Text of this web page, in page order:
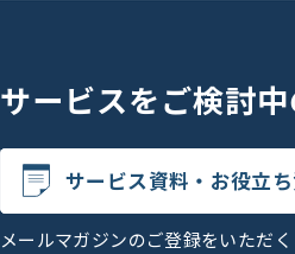
サービスをご検討
サービス資料・お役立
メールマガジンのご登録をいただく